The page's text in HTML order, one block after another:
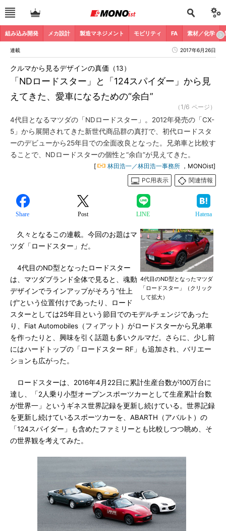
組み込み開発 メカ設計 製造マネジメント モビリティ FA 素材／化学
連載 2017年6月26日
「NDロードスター」と「124スパイダー」から見
えてきた、愛車になるための“余白”
クルマから見るデザインの真価（13）
（1/6 ページ）
4代目となるマツダの「NDロードスター」。2012年発売の「CX-
5」から展開されてきた新世代商品群の真打で、初代ロードスタ
ーのデビューから25年目での全面改良となった。兄弟車と比較す
ることで、NDロードスターの個性と“余白”が見えてきた。
[ 林田浩一／林田浩一事務所 ，MONOist]
PC用表示
関連情報
Share Post LINE Hatena
4代目のND型となったマツダ
「ロードスター」（クリック
して拡大）
久々となるこの連載。今回のお題はマ
ツダ「ロードスター」だ。
4代目のND型となったロードスター
は、マツダブランド全体で見ると、魂動
デザインでラインアップがそろう“仕上
げ”という位置付けであったり、ロード
スターとしては25年目という節目でのモデルチェンジであった
り、Fiat Automobiles（フィアット）がロードスターから兄弟車
を作ったりと、興味を引く話題も多いクルマだ。さらに、少し前
にはハードトップの「ロードスター RF」も追加され、バリエー
ションも広がった。
ロードスターは、2016年4月22日に累計生産台数が100万台に
達し、「2人乗り小型オープンスポーツカーとして生産累計台数
が世界一」というギネス世界記録を更新し続けている。世界記録
を更新し続けているスポーツカーを、ABARTH（アバルト）の
「124スパイダー」も含めたファミリーとも比較しつつ眺め、そ
の世界観を考えてみた。